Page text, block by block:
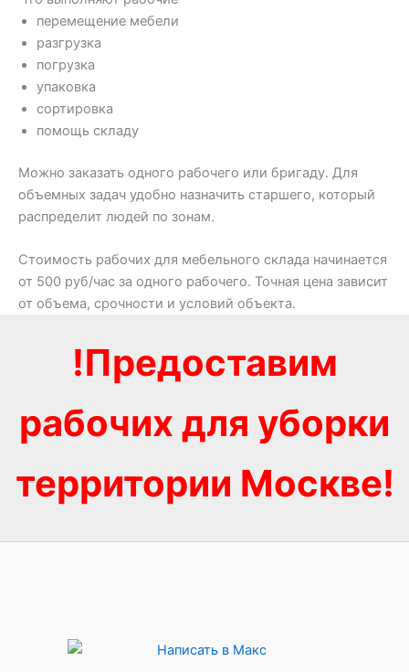
перемещение мебели
разгрузка
погрузка
упаковка
сортировка
помощь складу
Можно заказать одного рабочего или бригаду. Для
объемных задач удобно назначить старшего, который
распределит людей по зонам.
Стоимость рабочих для мебельного склада начинается
от 500 руб/час за одного рабочего. Точная цена зависит
от объема, срочности и условий объекта.
!Предоставим
рабочих для уборки
территории Москве!